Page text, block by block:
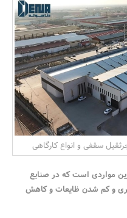
بانک، بیمه و سرمایه
مسکن و ساختمان
سقفی و انواع کارگاهی
مواردی است که در صنایع
وری و کم شدن ظایعات و کاهش